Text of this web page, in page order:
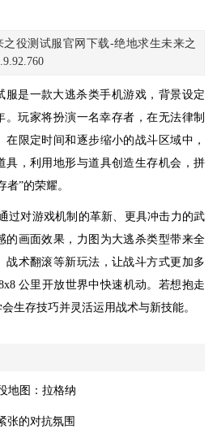
役测试服官网下载-绝地求生未来之
服是一款大逃杀类手机游戏，背景设定
。玩家将扮演一名幸存者，在无法律制
限定时间和逐步缩小的战斗区域中，
具，利用地形与道具创造生存机会，拼
”的荣耀。
过对游戏机制的革新、更具冲击力的武
的画面效果，力图为大逃杀类型带来全
战术翻滚等新玩法，让战斗方式更加多
公里开放世界中快速机动。若想抱走
生存技巧并灵活运用战术与新技能。
地图：拉格纳
张的对抗氛围